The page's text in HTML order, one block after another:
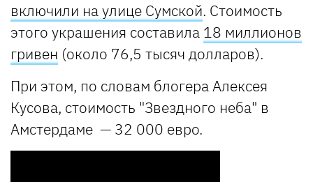
включили на улице Сумской. Стоимость
этого украшения составила 18 миллионов
гривен (около 76,5 тысяч долларов).
При этом, по словам блогера Алексея
Кусова, стоимость "Звездного неба" в
Амстердаме — 32 000 евро.